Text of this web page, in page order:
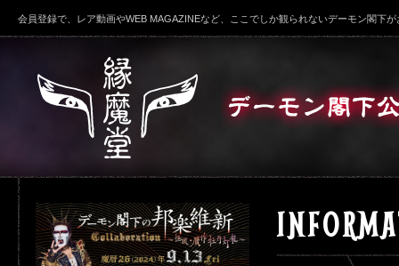
会員登録で、レア動画やWEB MAGAZINEなど、ここでしか観られないデーモン閣下